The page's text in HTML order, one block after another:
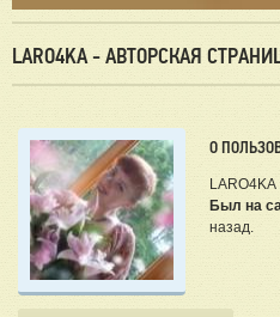
LARO4KA - АВТОРСКАЯ
О
LARO4KA
Был на
назад.